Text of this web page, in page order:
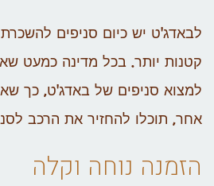
לבאדג'ט יש כיום סניפים
קטנות יותר. בכל מדינה כמעט
למצוא סניפים של באדג'ט, כך
אחר, תוכלו להחזיר את הרכב
הזמנה נוחה וקלה